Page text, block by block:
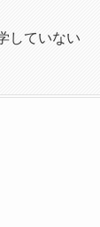
していない